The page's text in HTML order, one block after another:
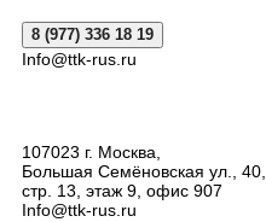
8 (977) 336 18 19
Info@ttk-rus.ru
107023 г. Москва,
Большая Семёновская ул., 40,
стр. 13, этаж 9, офис 907
Info@ttk-rus.ru